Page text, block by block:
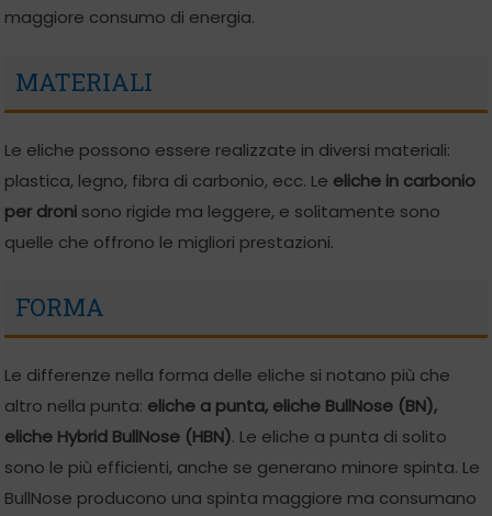
maggiore consumo di energia.
MATERIALI
Le eliche possono essere realizzate in diversi materiali:
plastica, legno, fibra di carbonio, ecc. Le eliche in carbonio
per droni sono rigide ma leggere, e solitamente sono
quelle che offrono le migliori prestazioni.
FORMA
Le differenze nella forma delle eliche si notano più che
altro nella punta: eliche a punta, eliche BullNose (BN),
eliche Hybrid BullNose (HBN). Le eliche a punta di solito
sono le più efficienti, anche se generano minore spinta. Le
BullNose producono una spinta maggiore ma consumano